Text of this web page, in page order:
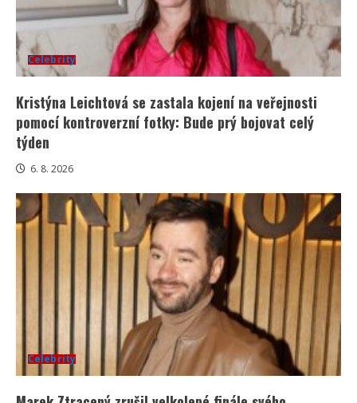
Celebrity
Kristýna Leichtová se zastala kojení na veřejnosti
pomocí kontroverzní fotky: Bude prý bojovat celý
týden
6. 8. 2026
Celebrity